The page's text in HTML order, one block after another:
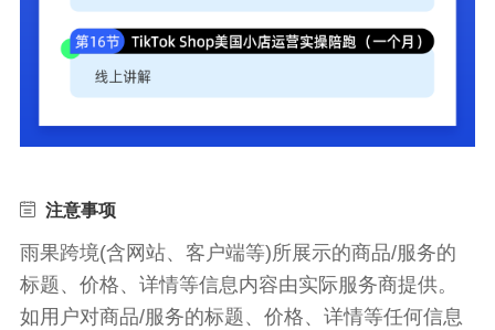
注意事项
雨果跨境(含网站、客户端等)所展示的商品/服务的
标题、价格、详情等信息内容由实际服务商提供。
如用户对商品/服务的标题、价格、详情等任何信息